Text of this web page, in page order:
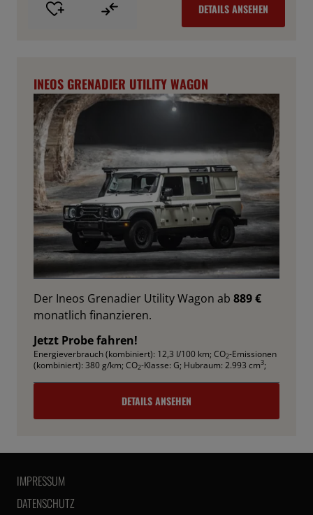
DETAILS ANSEHEN
INEOS GRENADIER UTILITY WAGON
Der Ineos Grenadier Utility Wagon ab 889 €
monatlich finanzieren.
Jetzt Probe fahren!
Energieverbrauch (kombiniert): 12,3 l/100 km; CO2-Emissionen
(kombiniert): 380 g/km; CO2-Klasse: G; Hubraum: 2.993 cm3;
DETAILS ANSEHEN
IMPRESSUM
DATENSCHUTZ